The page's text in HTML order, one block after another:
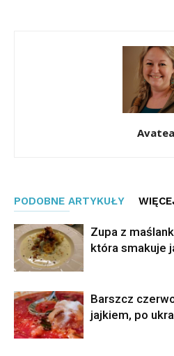
Avatea
PODOBNE ARTYKUŁY
Zupa z
która smakuje
Barszcz
jajkiem, po